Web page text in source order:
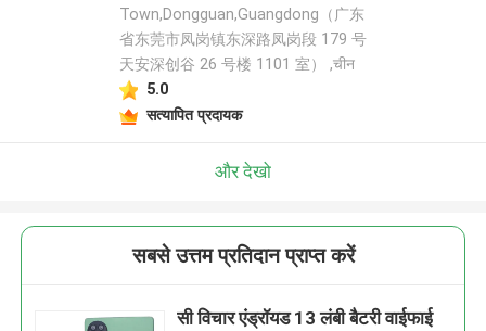
Town,Dongguan,Guangdong（广东
省东莞市凤岗镇东深路凤岗段 179 号
天安深创谷 26 号楼 1101 室） ,चीन
5.0
सत्यापित प्रदायक
और देखो
सबसे उत्तम प्रतिदान प्राप्त करें
सी विचार एंड्रॉयड 13 लंबी बैटरी वाईफाई